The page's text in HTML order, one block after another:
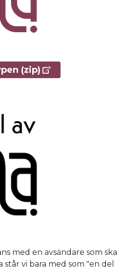
(zip)
med en avsändare som ska
vi bara med som "en del